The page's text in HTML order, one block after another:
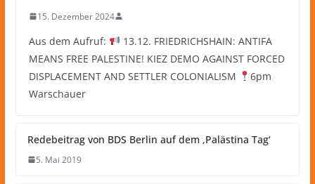
15. Dezember 2024
Aus dem Aufruf:
13.12. FRIEDRICHSHAIN: ANTIFA
MEANS FREE PALESTINE! KIEZ DEMO AGAINST FORCED
DISPLACEMENT AND SETTLER COLONIALISM
6pm
Warschauer
Redebeitrag von BDS Berlin auf dem ‚Palästina Tag‘
5. Mai 2019